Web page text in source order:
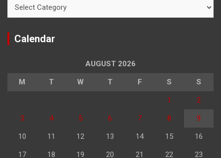
Calendar
AUGUST 2026
M T W T F S S
1 2
3 4 5 6 7 8 9
10 11 12 13 14 15 16
17 18 19 20 21 22 23